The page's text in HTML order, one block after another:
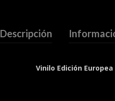
Descripción
Vinilo Edición Europea